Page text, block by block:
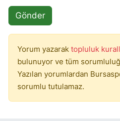
Gönder
Yorum yazarak topluluk
bulunuyor ve tüm
Yazılan yorumlardan
sorumlu tutulamaz.